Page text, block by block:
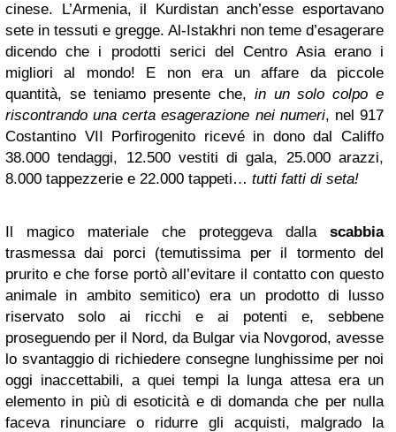
cinese. L’Armenia, il Kurdistan anch’esse esportavano
sete in tessuti e gregge. Al-Istakhri non teme d’esagerare
dicendo che i prodotti serici del Centro Asia erano i
migliori al mondo! E non era un affare da piccole
quantità, se teniamo presente che, in un solo colpo e
riscontrando una certa esagerazione nei numeri, nel 917
Costantino VII Porfirogenito ricevé in dono dal Califfo
38.000 tendaggi, 12.500 vestiti di gala, 25.000 arazzi,
8.000 tappezzerie e 22.000 tappeti… tutti fatti di seta!
Il magico materiale che proteggeva dalla scabbia
trasmessa dai porci (temutissima per il tormento del
prurito e che forse portò all’evitare il contatto con questo
animale in ambito semitico) era un prodotto di lusso
riservato solo ai ricchi e ai potenti e, sebbene
proseguendo per il Nord, da Bulgar via Novgorod, avesse
lo svantaggio di richiedere consegne lunghissime per noi
oggi inaccettabili, a quei tempi la lunga attesa era un
elemento in più di esoticità e di domanda che per nulla
faceva rinunciare o ridurre gli acquisti, malgrado la